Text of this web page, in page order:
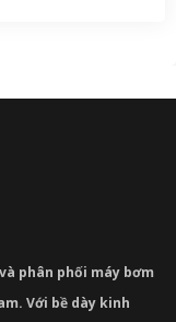
phân phối máy bơm
Với bề dày kinh